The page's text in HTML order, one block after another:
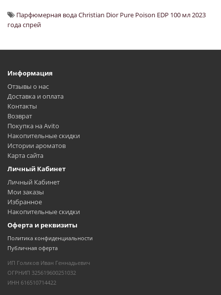
Парфюмерная вода Christian Dior Pure Poison EDP 100 мл 2023
года спрей
Информация
Отзывы о нас
Доставка и оплата
Контакты
Возврат
Покупка на Avito
Накопительные скидки
Истории ароматов
Карта сайта
Личный Кабинет
Личный Кабинет
Мои заказы
Избранное
Накопительные скидки
Оферта и реквизиты
Политика конфиденциальности
Публичная оферта
ИП Голиков Иван Геннадьевич
ОГРНИП 325619600251032
ИНН 616510714422